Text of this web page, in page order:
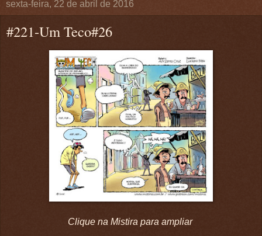
sexta-feira, 22 de abril de 2016
#221-Um Teco#26
Clique na Mistira para ampliar